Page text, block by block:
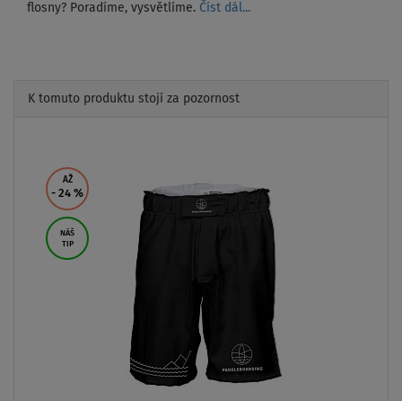
flosny? Poradíme, vysvětlíme. Číst dál...
K tomuto produktu stojí za pozornost
AŽ
- 24 %
NÁŠ
TIP